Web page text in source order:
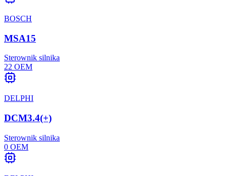
BOSCH
MSA15
Sterownik silnika
22 OEM
DELPHI
DCM3.4(+)
Sterownik silnika
0 OEM